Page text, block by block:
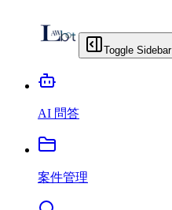
Toggle Sidebar
AI 問答
案件管理